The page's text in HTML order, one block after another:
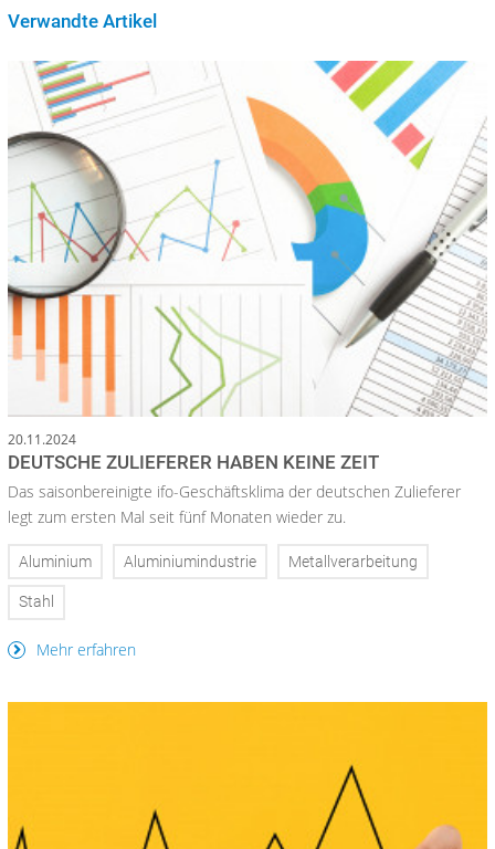
Verwandte Artikel
20.11.2024
DEUTSCHE ZULIEFERER HABEN KEINE ZEIT
Das saisonbereinigte ifo-Geschäftsklima der deutschen Zulieferer
legt zum ersten Mal seit fünf Monaten wieder zu.
Aluminium Aluminiumindustrie Metallverarbeitung
Stahl
Mehr erfahren